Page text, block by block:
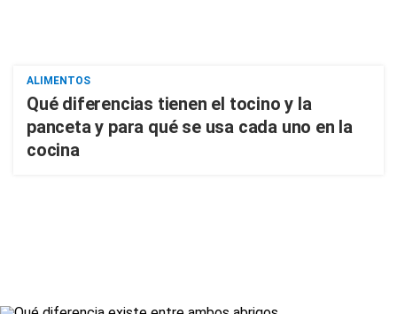
ALIMENTOS
Qué diferencias tienen el tocino y la
panceta y para qué se usa cada uno en la
cocina